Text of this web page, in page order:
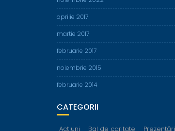
aprilie 2017
martie 2017
februarie 2017
noiembrie 2015
februarie 2014
CATEGORII
Acțiuni Bal de caritate Prezentări